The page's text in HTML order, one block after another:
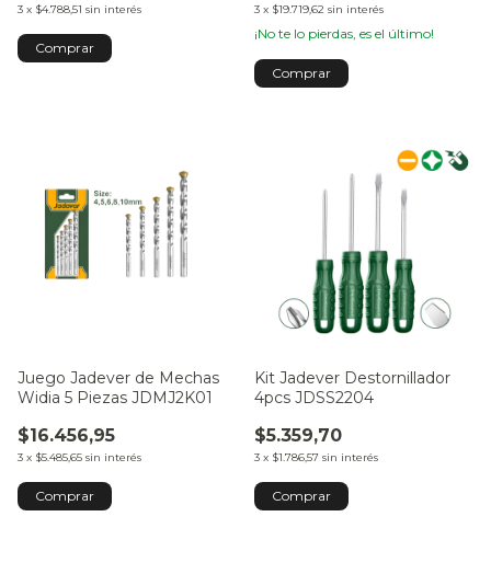
3 x $4.788,51 sin interés 3 x $19.719,62 sin interés
¡No te lo pierdas, es el último!
Juego Jadever de Mechas
Widia 5 Piezas JDMJ2K01
$16.456,95
3 x $5.485,65 sin interés
Kit Jadever Destornillador
4pcs JDSS2204
$5.359,70
3 x $1.786,57 sin interés